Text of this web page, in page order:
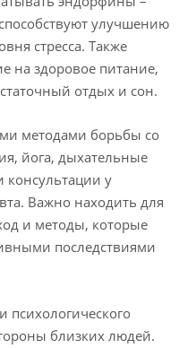
улучшению
стресса. Также
на здоровое питание,
отдых и сон.
методами борьбы со
йога, дыхательные
консультации у
Важно находить для
и методы, которые
последствиями
психологического
близких людей.